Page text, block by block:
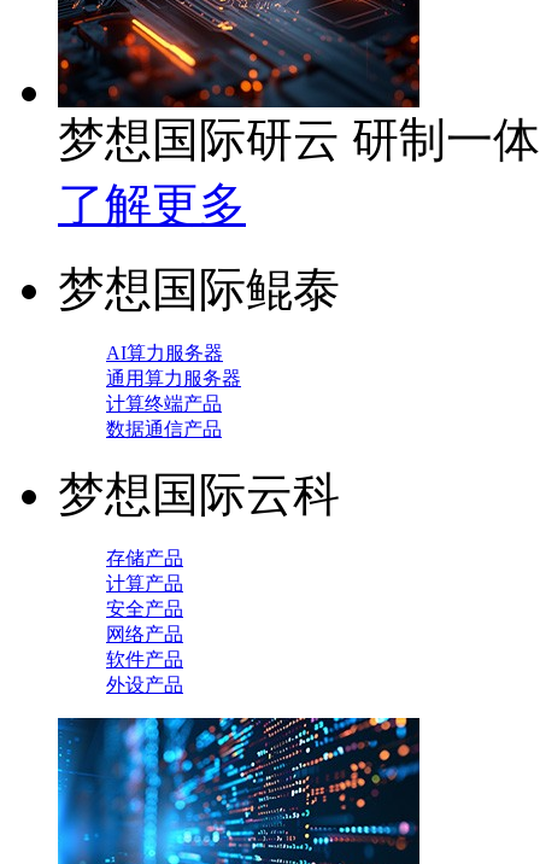
梦想国际研云 研制一
了解更多
梦想国际鲲泰
AI算力服务器
通用算力服务器
计算终端产品
数据通信产品
梦想国际云科
存储产品
计算产品
安全产品
网络产品
软件产品
外设产品